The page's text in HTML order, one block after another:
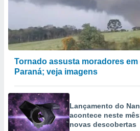
Tornado assusta moradores
Paraná; veja imagens
Lançamento do
acontece neste
novas descobertas